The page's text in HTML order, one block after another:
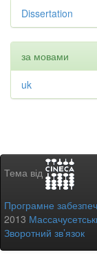
Dissertation
за мовами
uk
Тема від
Програмне
2013
Зворотний зв’язок